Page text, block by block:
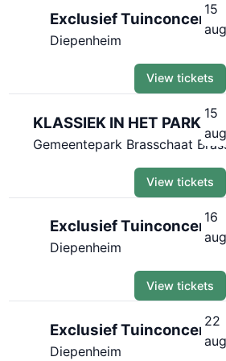
15
aug
Exclusief Tuinconcert
Diepenheim
View tickets
15
aug
KLASSIEK IN HET PARK -
Gemeentepark Brasschaat
View tickets
16
aug
Exclusief Tuinconcert
Diepenheim
View tickets
22
aug
Exclusief Tuinconcert
Diepenheim